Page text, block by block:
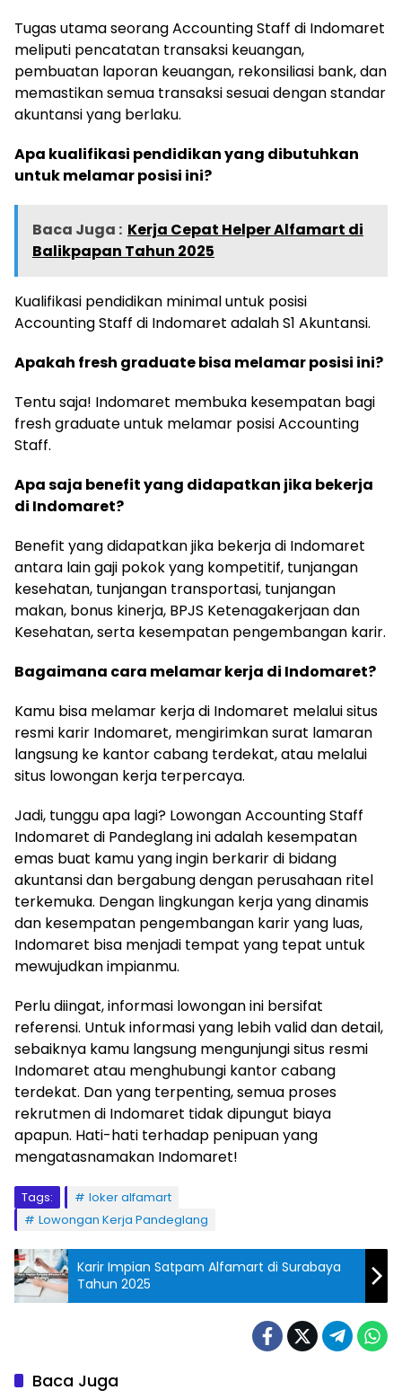
Tugas utama seorang Accounting Staff di Indomaret
meliputi pencatatan transaksi keuangan,
pembuatan laporan keuangan, rekonsiliasi bank, dan
memastikan semua transaksi sesuai dengan standar
akuntansi yang berlaku.
Apa kualifikasi pendidikan yang dibutuhkan
untuk melamar posisi ini?
Baca Juga : Kerja Cepat Helper Alfamart di
Balikpapan Tahun 2025
Kualifikasi pendidikan minimal untuk posisi
Accounting Staff di Indomaret adalah S1 Akuntansi.
Apakah fresh graduate bisa melamar posisi ini?
Tentu saja! Indomaret membuka kesempatan bagi
fresh graduate untuk melamar posisi Accounting
Staff.
Apa saja benefit yang didapatkan jika bekerja
di Indomaret?
Benefit yang didapatkan jika bekerja di Indomaret
antara lain gaji pokok yang kompetitif, tunjangan
kesehatan, tunjangan transportasi, tunjangan
makan, bonus kinerja, BPJS Ketenagakerjaan dan
Kesehatan, serta kesempatan pengembangan karir.
Bagaimana cara melamar kerja di Indomaret?
Kamu bisa melamar kerja di Indomaret melalui situs
resmi karir Indomaret, mengirimkan surat lamaran
langsung ke kantor cabang terdekat, atau melalui
situs lowongan kerja terpercaya.
Jadi, tunggu apa lagi? Lowongan Accounting Staff
Indomaret di Pandeglang ini adalah kesempatan
emas buat kamu yang ingin berkarir di bidang
akuntansi dan bergabung dengan perusahaan ritel
terkemuka. Dengan lingkungan kerja yang dinamis
dan kesempatan pengembangan karir yang luas,
Indomaret bisa menjadi tempat yang tepat untuk
mewujudkan impianmu.
Perlu diingat, informasi lowongan ini bersifat
referensi. Untuk informasi yang lebih valid dan detail,
sebaiknya kamu langsung mengunjungi situs resmi
Indomaret atau menghubungi kantor cabang
terdekat. Dan yang terpenting, semua proses
rekrutmen di Indomaret tidak dipungut biaya
apapun. Hati-hati terhadap penipuan yang
mengatasnamakan Indomaret!
Tags:
loker alfamart
Lowongan Kerja Pandeglang
Karir Impian Satpam Alfamart di Surabaya
Tahun 2025
Baca Juga